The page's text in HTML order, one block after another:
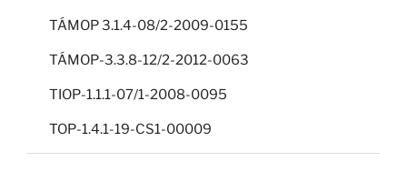
TÁMOP 3.1.4-08/2-2009-0155
TÁMOP-3.3.8-12/2-2012-0063
TIOP-1.1.1-07/1-2008-0095
TOP-1.4.1-19-CS1-00009